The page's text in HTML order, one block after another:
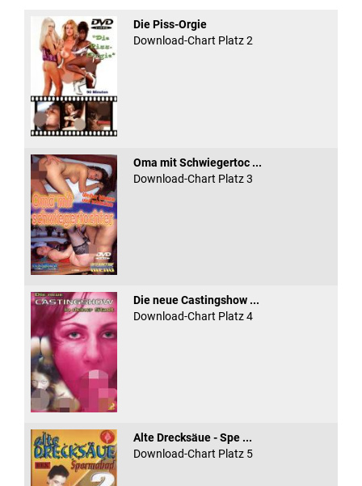
Die Piss-Orgie
Download-Chart Platz 2
Oma mit Schwiegertoc ...
Download-Chart Platz 3
Die neue Castingshow ...
Download-Chart Platz 4
Alte Drecksäue - Spe ...
Download-Chart Platz 5